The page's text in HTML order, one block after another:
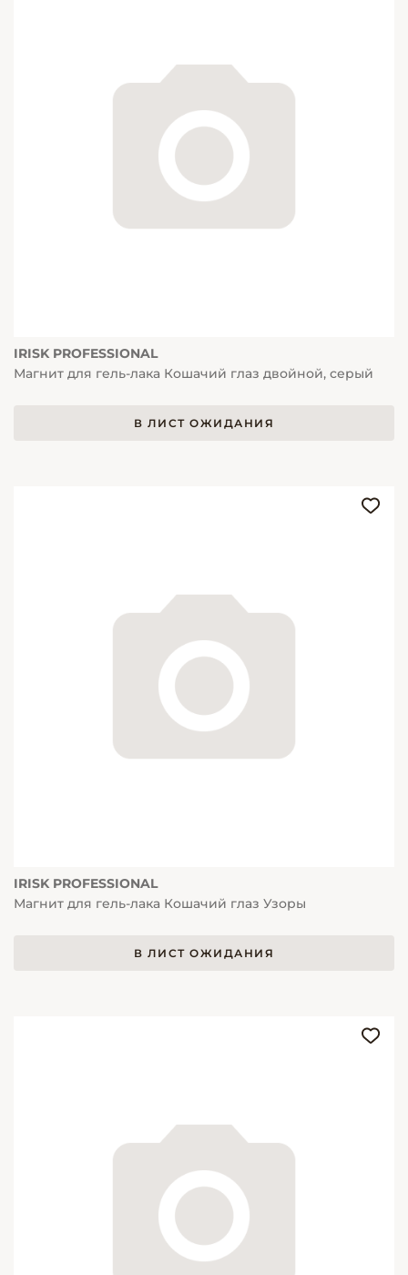
IRISK PROFESSIONAL
Магнит для гель-лака Кошачий глаз двойной, серый
В ЛИСТ ОЖИДАНИЯ
IRISK PROFESSIONAL
Магнит для гель-лака Кошачий глаз Узоры
В ЛИСТ ОЖИДАНИЯ